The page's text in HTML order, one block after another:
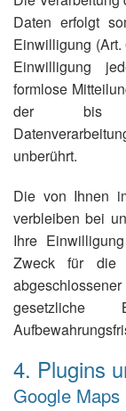
Daten erfolgt
Einwilligung
Einwilligung
formlose
der bis
unberührt.
Die von Ihnen
verbleiben bei
Ihre
Zweck für die
gesetzliche
4. Plugins
Google Maps